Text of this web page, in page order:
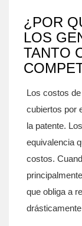
¿POR
LOS
TANTO
Los costos
cubiertos por
la patente.
equivalencia
costos.
que obliga a